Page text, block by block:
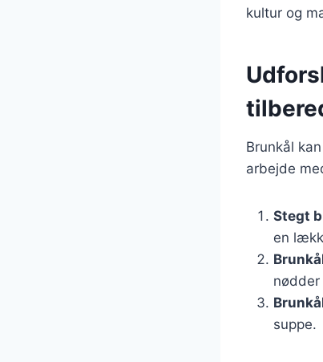
kultur og
Brunkål
arbejde
Stegt
en
nødder
suppe.